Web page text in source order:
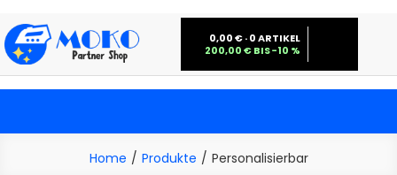
to
content
Moko Bügelbilder Großhandel
0,00 € · 0 ARTIKEL
200,00 € BIS −10 %
Home Produkte Personalisierbar